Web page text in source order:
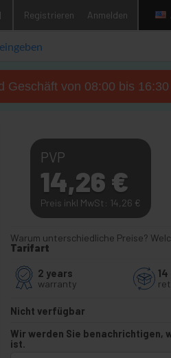
Registrieren Anmelden
Geschäft von 08:00 bis 16:30
PVP
14,26 €
Preis inkl MwSt: 14,26 €
Warum unterschiedliche Preise?
Tarifart
2 years
warranty
Nicht verfügbar
Wir werden Sie benachrichtigen,
ist.